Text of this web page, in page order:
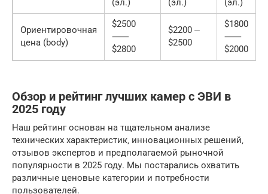
Ориентировочная
цена (body)
$2500
⸺
$2800
$2200 ⏤
$2500
$1800
⸺
$2000
Обзор и рейтинг лучших камер с ЭВИ в
2025 году
Наш рейтинг основан на тщательном анализе
технических характеристик‚ инновационных решений‚
отзывов экспертов и предполагаемой рыночной
популярности в 2025 году. Мы постарались охватить
различные ценовые категории и потребности
пользователей.